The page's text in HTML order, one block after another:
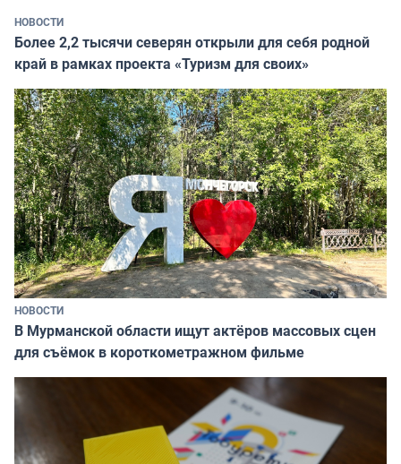
НОВОСТИ
Более 2,2 тысячи северян открыли для себя родной
край в рамках проекта «Туризм для своих»
НОВОСТИ
В Мурманской области ищут актёров массовых сцен
для съёмок в короткометражном фильме